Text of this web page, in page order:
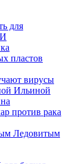
для
пластов
вирусы
Ильиной
против рака
Ледовитым